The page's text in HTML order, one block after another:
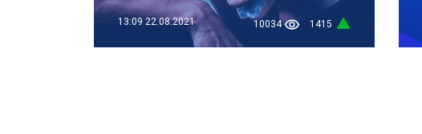
13:09 22.08.2021 10034 1415